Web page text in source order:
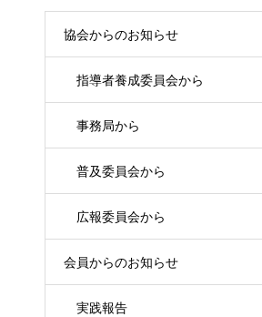
協会からのお知らせ
指導者養成委員会から
事務局から
普及委員会から
広報委員会から
会員からのお知らせ
実践報告